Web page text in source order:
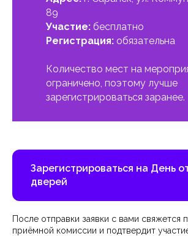
89
Участие: бесплатно
Регистрация: обязательна
Количество мест на
ограничено, поэтому лучше
зарегистрироваться заранее.
Зарегистрироваться на День
дверей
После отправки заявки с вами свяжется
приёмной комиссии и подтвердит